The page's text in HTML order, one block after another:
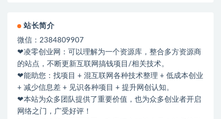
站长简介
微信：2384809907
❤凌零创业网：可以理解为一个资源库，整合多方资源商
的站点，不断更新互联网搞钱项目/相关技术。
❤能助您：找项目 + 混互联网各种技术整理 + 低成本创业
+ 减少信息差 + 见识各种项目 + 提升网创认知。
❤本站为众多团队提供了重要价值，也为众多创业者开启
网络之门，广受好评！